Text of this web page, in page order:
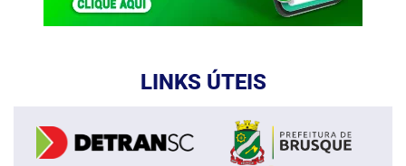
LINKS ÚTEIS